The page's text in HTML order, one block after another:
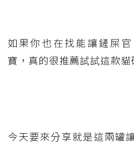
如果你也在找能讓鏟屎
寶，真的很推薦試試這款貓
今天要來分享就是這兩罐